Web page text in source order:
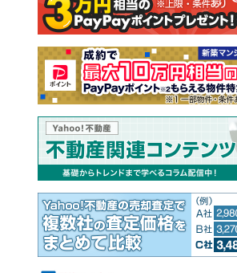
売却査定